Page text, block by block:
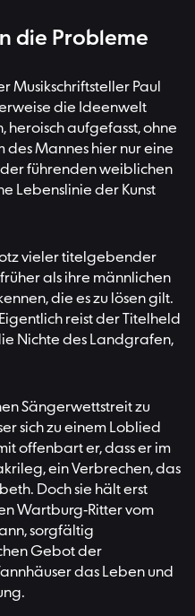
die Probleme
Musikschriftsteller Paul
die Ideenwelt
heroisch aufgefasst, ohne
des Mannes hier nur eine
führenden weiblichen
Lebenslinie der Kunst
vieler titelgebender
als ihre männlichen
die es zu lösen gilt.
Eigentlich reist der Titelheld
Nichte des Landgrafen,
Sängerwettstreit zu
sich zu einem Loblied
offenbart er, dass er im
ein Verbrechen, das
Doch sie hält erst
Wartburg-Ritter vom
sorgfältig
Gebot der
das Leben und